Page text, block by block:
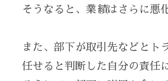
そうなると、業績はさらに悪
また、部下が取引先などとト
任せると判断した自分の責任